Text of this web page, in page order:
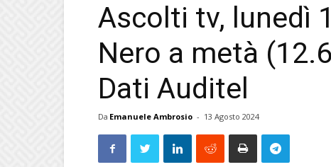
Ascolti tv, lunedì
Nero a metà
Dati Auditel
Da Emanuele Ambrosio - 13 Agosto 2024